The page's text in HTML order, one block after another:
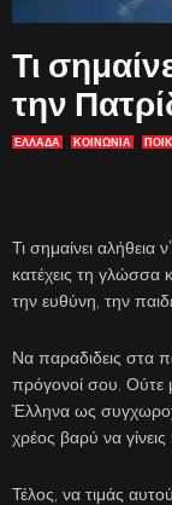
Τι
την
ΕΛΛΑΔΑ ΚΟΙΝΩΝΙΑ
Τι σημαίνει αλήθεια
κατέχεις τη γλώσσα
την ευθύνη, την
Να παραδιδεις στα
πρόγονοί σου. Ούτε
Έλληνα ως
χρέος βαρύ να
Τέλος, να τιμάς